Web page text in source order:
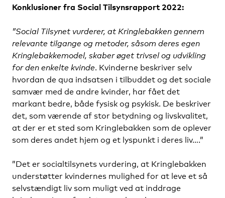
Konklusioner fra Social Tilsynsrapport 2022:
”Social Tilsynet vurderer, at Kringlebakken gennem
relevante tilgange og metoder, såsom deres egen
Kringlebakkemodel, skaber øget trivsel og udvikling
for den enkelte kvinde. Kvinderne beskriver selv
hvordan de qua indsatsen i tilbuddet og det sociale
samvær med de andre kvinder, har fået det
markant bedre, både fysisk og psykisk. De beskriver
det, som værende af stor betydning og livskvalitet,
at der er et sted som Kringlebakken som de oplever
som deres andet hjem og et lyspunkt i deres liv….”
”Det er socialtilsynets vurdering, at Kringlebakken
understøtter kvindernes mulighed for at leve et så
selvstændigt liv som muligt ved at inddrage